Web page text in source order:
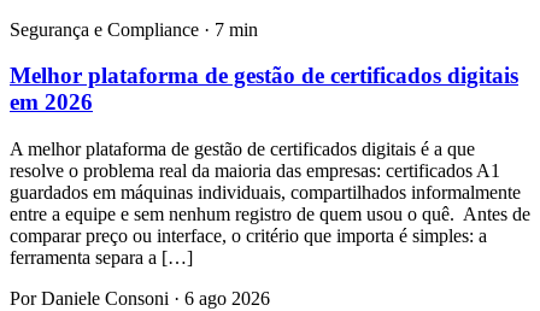
Segurança e Compliance · 7 min
Melhor plataforma de gestão de certificados digitais
em 2026
A melhor plataforma de gestão de certificados digitais é a que
resolve o problema real da maioria das empresas: certificados A1
guardados em máquinas individuais, compartilhados informalmente
entre a equipe e sem nenhum registro de quem usou o quê. Antes de
comparar preço ou interface, o critério que importa é simples: a
ferramenta separa a […]
Por Daniele Consoni · 6 ago 2026